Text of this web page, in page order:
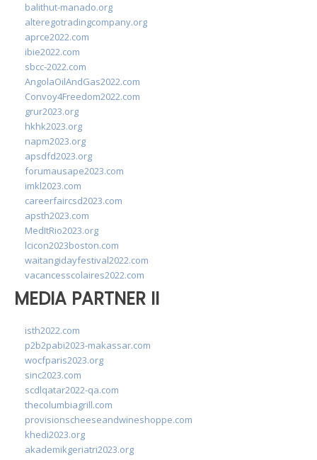
balithut-manado.org
alteregotradingcompany.org
aprce2022.com
ibie2022.com
sbcc-2022.com
AngolaOilAndGas2022.com
Convoy4Freedom2022.com
grur2023.org
hkhk2023.org
napm2023.org
apsdfd2023.org
forumausape2023.com
imkl2023.com
careerfaircsd2023.com
apsth2023.com
MedItRio2023.org
lcicon2023boston.com
waitangidayfestival2022.com
vacancesscolaires2022.com
MEDIA PARTNER II
isth2022.com
p2b2pabi2023-makassar.com
wocfparis2023.org
sinc2023.com
scdlqatar2022-qa.com
thecolumbiagrill.com
provisionscheeseandwineshoppe.com
khedi2023.org
akademikgeriatri2023.org